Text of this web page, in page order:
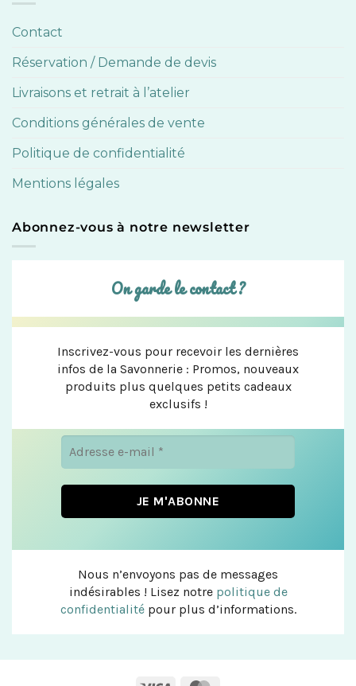
Contact
Réservation / Demande de devis
Livraisons et retrait à l’atelier
Conditions générales de vente
Politique de confidentialité
Mentions légales
Abonnez-vous à notre newsletter
On garde le contact ?
Inscrivez-vous pour recevoir les dernières
infos de la Savonnerie : Promos, nouveaux
produits plus quelques petits cadeaux
exclusifs !
Nous n’envoyons pas de messages
indésirables ! Lisez notre politique de
confidentialitépour plus d’informations.